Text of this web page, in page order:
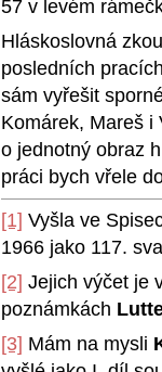
57 v levém
Hláskoslovná
posledních
sám vyřešit
Komárek, Mareš i
o jednotný obraz
práci bych vřele
[1] Vyšla ve
1966 jako 117.
[2] Jejich výčet je
poznámkách
[3] Mám na mysli